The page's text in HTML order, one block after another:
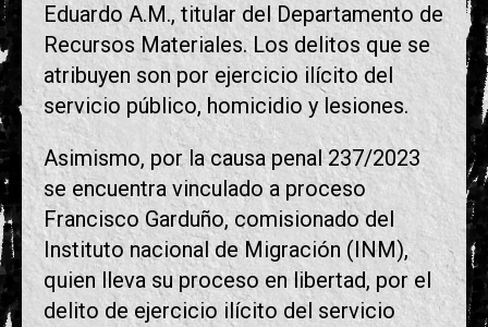
Eduardo A.M., titular del Departamento de
Recursos Materiales. Los delitos que se
atribuyen son por ejercicio ilícito del
servicio público, homicidio y lesiones.
Asimismo, por la causa penal 237/2023
se encuentra vinculado a proceso
Francisco Garduño, comisionado del
Instituto nacional de Migración (INM),
quien lleva su proceso en libertad, por el
delito de ejercicio ilícito del servicio